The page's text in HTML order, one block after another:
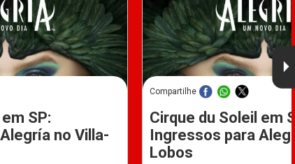
SP:
no Villa-
Compartilhe
Cirque du Soleil em
Ingressos para
Lobos